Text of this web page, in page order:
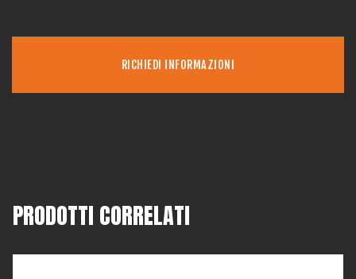
RICHIEDI INFORMAZIONI
PRODOTTI CORRELATI